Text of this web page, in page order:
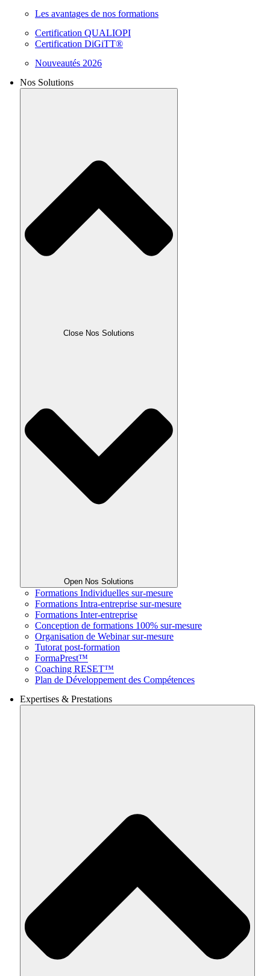
Les avantages de nos formations
Certification QUALIOPI
Certification DiGiTT®
Nouveautés 2026
Nos Solutions
Close Nos Solutions
Open Nos Solutions
Formations Individuelles sur-mesure
Formations Intra-entreprise sur-mesure
Formations Inter-entreprise
Conception de formations 100% sur-mesure
Organisation de Webinar sur-mesure
Tutorat post-formation
FormaPrest™
Coaching RESET™
Plan de Développement des Compétences
Expertises & Prestations